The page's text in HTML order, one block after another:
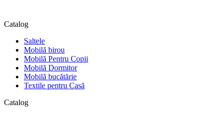
Catalog
Saltele
Mobilă birou
Mobilă Pentru Copii
Mobilă Dormitor
Mobilă bucătărie
Textile pentru Casă
Catalog